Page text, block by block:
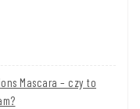
Mascara – czy to